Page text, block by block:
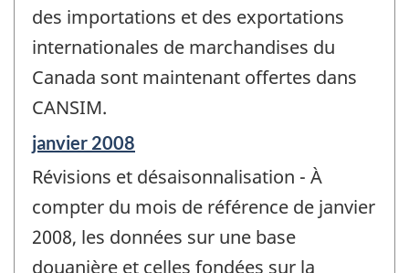
-
des importations et des exportations
internationales de marchandises du
Canada sont maintenant offertes dans
CANSIM.
Période
référence
de
changement
-
janvier 2008
Révisions et désaisonnalisation - À
compter du mois de référence de janvier
2008, les données sur une base
douanière et celles fondées sur la